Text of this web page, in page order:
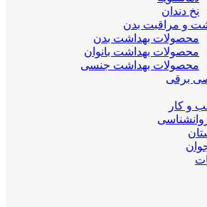
نخ دندان
و مراقبت بدن
محصولات بهداشت بدن
محصولات بهداشت بانوان
محصولات بهداشت جنسی
برقی
و کار